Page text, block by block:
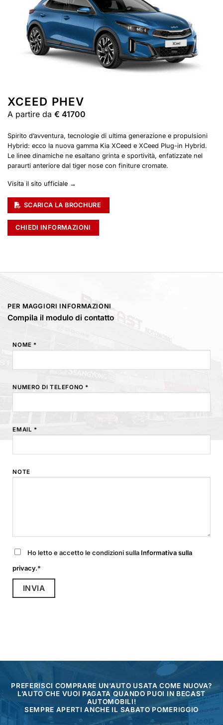
XCEED PHEV
A partire da € 41700
Spirito d’avventura, tecnologie di ultima generazione e propulsioni
Hybrid: ecco la nuova gamma Kia XCeed e XCeed Plug-in Hybrid.
Le linee dinamiche ne esaltano grinta e sportività, enfatizzate nel
paraurti anteriore dal tiger nose con finiture cromate.
Visita il sito ufficiale →
SCARICA LA BROCHURE
CHIEDI INFORMAZIONI
PER MAGGIORI INFORMAZIONI
Compila il modulo di contatto
NOME *
NUMERO DI TELEFONO *
EMAIL *
NOTE
Ho letto e accetto le condizioni sulla Informativa sulla
privacy.*
PREFERISCI COMPRARE UN’AUTO USATA COME NUOVA?
L’AUTO CHE VUOI PAGATA QUANDO PUOI IN BECAST
AUTOMOBILI!
SEMPRE APERTI ANCHE IL SABATO POMERIGGIO